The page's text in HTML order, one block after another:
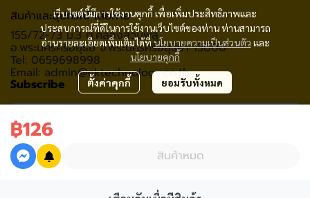
฿126
สินค้าหมด
เว็บไซต์นี้มีการใช้งานคุกกี้ เพื่อเพิ่มประสิทธิภาพและ
ประสบการณ์ที่ดีในการใช้งานเว็บไซต์ของท่าน ท่านสามารถ
อ่านรายละเอียดเพิ่มเติมได้ที่นโยบายความเป็นส่วนตัว และ
นโยบายคุกกี้
ตั้งค่าคุกกี้ ยอมรับทั้งหมด
สินค้าและอุปกรณ์ เสียหาย
155/72-73 ม.3 ต.คลองสวนพลู
อ.พระนครศรีอยุธย จ.พระนครศรีอยุธยา 13000
Tel: 0659698998
Email: admin@cktechnology.co.th
Subscribe
รับข่าวสาร